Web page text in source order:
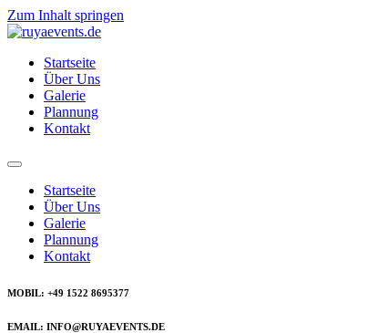
Zum Inhalt springen
Startseite
Über Uns
Galerie
Plannung
Kontakt
Startseite
Über Uns
Galerie
Plannung
Kontakt
MOBIL: +49 1522 8695377
EMAIL: INFO@RUYAEVENTS.DE